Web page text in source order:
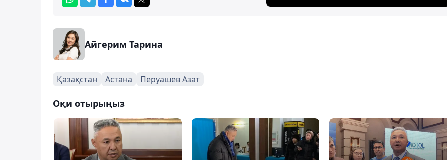
Айгерим Тарина
Қазақстан Астана Перуашев Азат
Оқи отырыңыз